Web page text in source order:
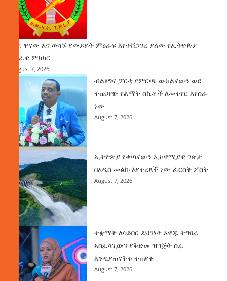
ወደ ዋናው እና ወሳኙ የውይይት ምዕራፍ እየተሸጋገረ ያለው የኢትዮጵያ
ሀገራዊ ምክክር
August 7, 2026
ብልፅግና ፓርቲ የምርጫ ውክልናውን ወደ
ተጨባጭ የልማት ስኬቶች ለመቀየር እየሰራ
ነው
August 7, 2026
ኢትዮጵያ የቀጣናውን ኢኮኖሚያዊ ገጽታ
በአዲስ መልኩ እየቀረጸች ነው-ፈርስት ፖስት
August 7, 2026
ተቋማት ለሳይበር ደህንነት አዋጁ ትግበራ
አስፈላጊውን የቅድመ ዝግጅት ስራ
እንዲያጠናቅቁ ተጠየቀ
August 7, 2026